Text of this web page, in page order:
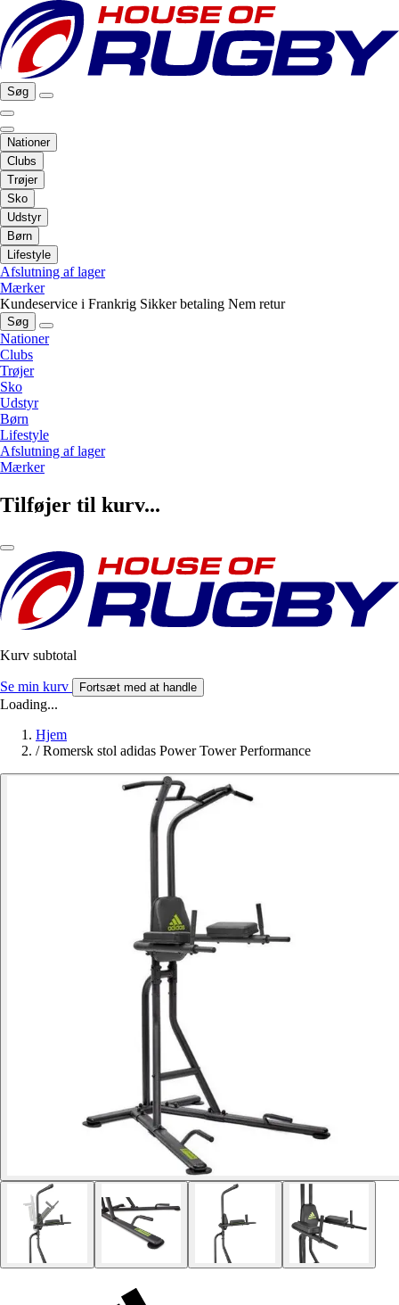
Søg
Nationer
Clubs
Trøjer
Sko
Udstyr
Børn
Lifestyle
Afslutning af lager
Mærker
Kundeservice i Frankrig Sikker betaling Nem retur
Søg
Nationer
Clubs
Trøjer
Sko
Udstyr
Børn
Lifestyle
Afslutning af lager
Mærker
Tilføjer til kurv...
Kurv subtotal
Se min kurv Fortsæt med at handle
Loading...
Hjem
/ Romersk stol adidas Power Tower Performance